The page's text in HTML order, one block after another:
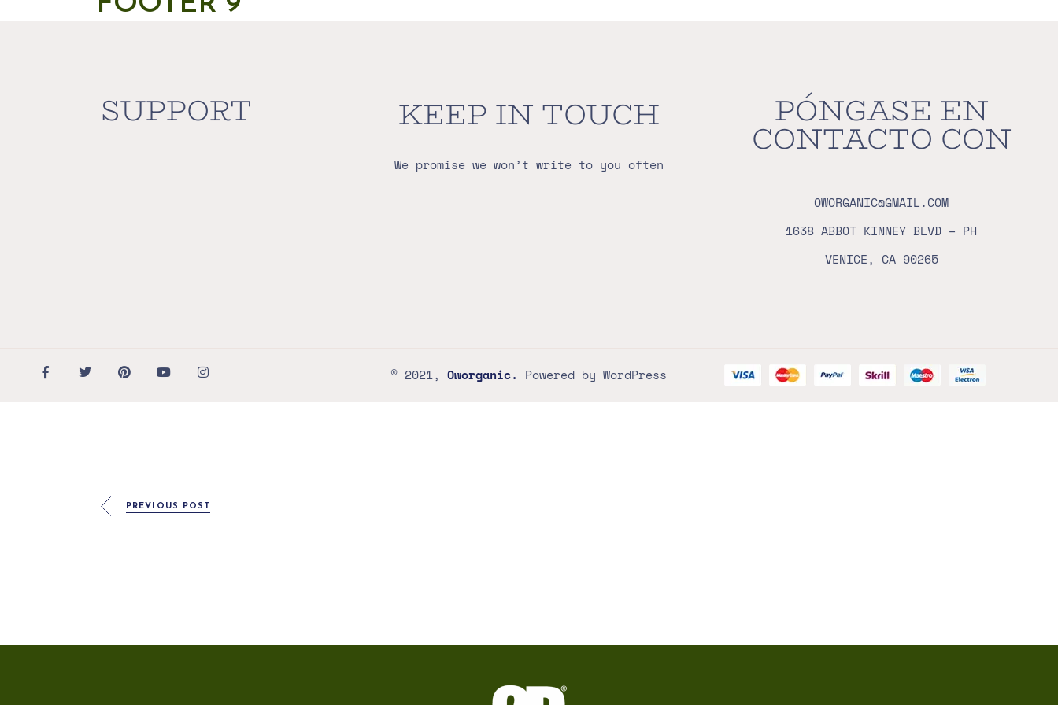
SUPPORT KEEP IN TOUCH
We promise we won’t write to you often
PÓNGASE EN
CONTACTO CON
OWORGANIC@GMAIL.COM
1638 ABBOT KINNEY BLVD – PH
VENICE, CA 90265
© 2021,Oworganic. Powered by WordPress
PREVIOUS POST